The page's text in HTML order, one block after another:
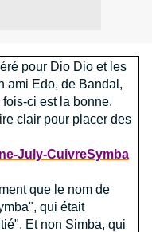
pour Dio Dio et les
ami Edo, de Bandal,
ci est la bonne.
clair pour placer des
July-CuivreSymba
que le nom de
qui était
Et non Simba, qui